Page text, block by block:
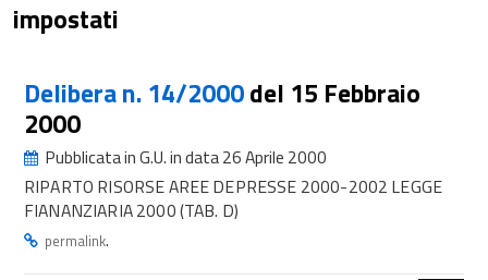
impostati
Delibera n. 14/2000del 15 Febbraio
2000
Pubblicata in G.U. in data 26 Aprile 2000
RIPARTO RISORSE AREE DEPRESSE 2000-2002 LEGGE
FIANANZIARIA 2000 (TAB. D)
permalink.